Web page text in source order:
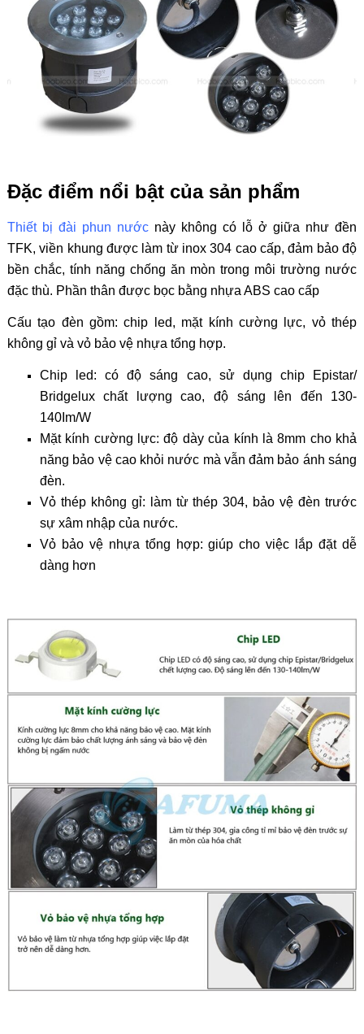
Đặc điểm nổi bật của sản phẩm
Thiết bị đài phun nướcnày không có lỗ ở giữa như đền
TFK, viền khung được làm từ inox 304 cao cấp, đảm bảo độ
bền chắc, tính năng chống ăn mòn trong môi trường nước
đặc thù. Phần thân được bọc bằng nhựa ABS cao cấp
Cấu tạo đèn gồm: chip led, mặt kính cường lực, vỏ thép
không gỉ và vỏ bảo vệ nhựa tổng hợp.
Chip led: có độ sáng cao, sử dụng chip Epistar/
Bridgelux chất lượng cao, độ sáng lên đến 130-
140Im/W
Mặt kính cường lực: độ dày của kính là 8mm cho khả
năng bảo vệ cao khỏi nước mà vẫn đảm bảo ánh sáng
đèn.
Vỏ thép không gỉ: làm từ thép 304, bảo vệ đèn trước
sự xâm nhập của nước.
Vỏ bảo vệ nhựa tổng hợp: giúp cho việc lắp đặt dễ
dàng hơn